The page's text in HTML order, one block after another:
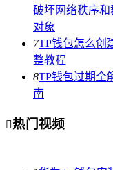
破坏网络秩序
对象
7TP钱包怎么创
整教程
8TP钱包过期全
南
热门视频